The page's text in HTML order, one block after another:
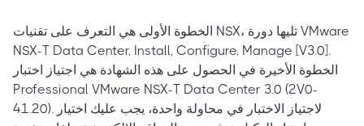
الخطوة الأولى هي التعرف على تقنيات NSX، تليها دورة VMware
NSX-T Data Center, Install, Configure, Manage [V3.0].
الخطوة الأخيرة في الحصول على هذه الشهادة هي اجتياز اختبار
Professional VMware NSX-T Data Center 3.0 (2V0-
41.20). لاجتياز الاختبار في محاولة واحدة، يجب عليك اختيار